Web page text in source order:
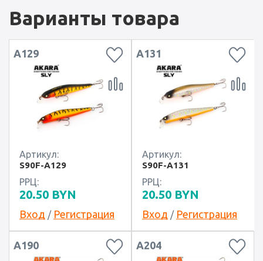
Варианты товара
A129
Артикул:
S90F-A129
РРЦ:
20.50 BYN
Вход / Регистрация
A131
Артикул:
S90F-A131
РРЦ:
20.50 BYN
Вход / Регистрация
A190 A204